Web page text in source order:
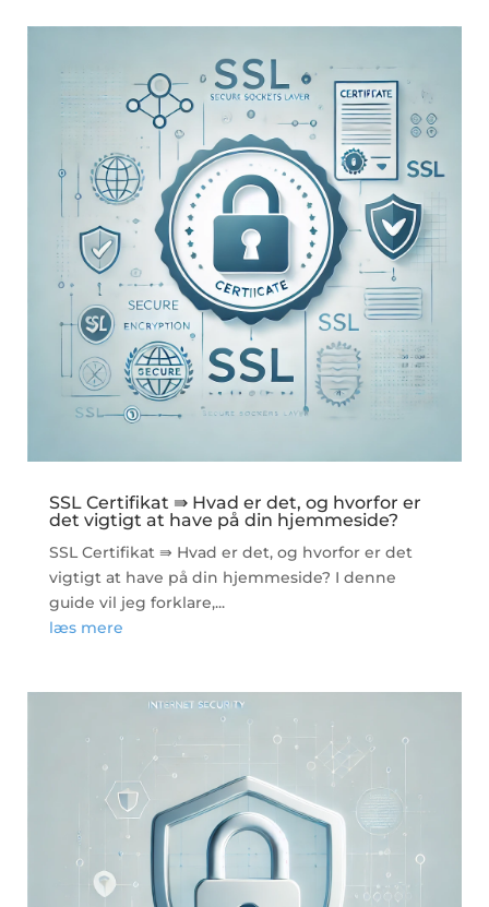
SSL Certifikat ⇛ Hvad er det, og hvorfor er
det vigtigt at have på din hjemmeside?
SSL Certifikat ⇛ Hvad er det, og hvorfor er det
vigtigt at have på din hjemmeside? I denne
guide vil jeg forklare,...
læs mere